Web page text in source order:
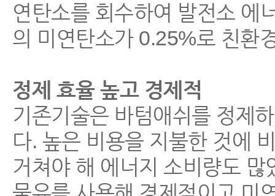
연탄소를 회수하여 발전소 에
의 미연탄소가 0.25%로 친환
정제 효율 높고 경제적
기존기술은 바텀애쉬를 정제
다. 높은 비용을 지불한 것에
거쳐야 해 에너지 소비량도